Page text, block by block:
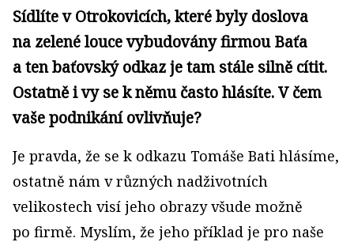
Sídlíte v Otrokovicích, které byly doslova
na zelené louce vybudovány firmou Baťa
a ten baťovský odkaz je tam stále silně cítit.
Ostatně i vy se k němu často hlásíte. V čem
vaše podnikání ovlivňuje?
Je pravda, že se k odkazu Tomáše Bati hlásíme,
ostatně nám v různých nadživotních
velikostech visí jeho obrazy všude možně
po firmě. Myslím, že jeho příklad je pro naše